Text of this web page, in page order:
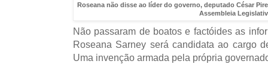
Roseana não disse ao líder do governo, deputado César
Assembleia
Não passaram de boatos e factóides as
Roseana Sarney será candidata ao cargo
Uma invenção armada pela própria